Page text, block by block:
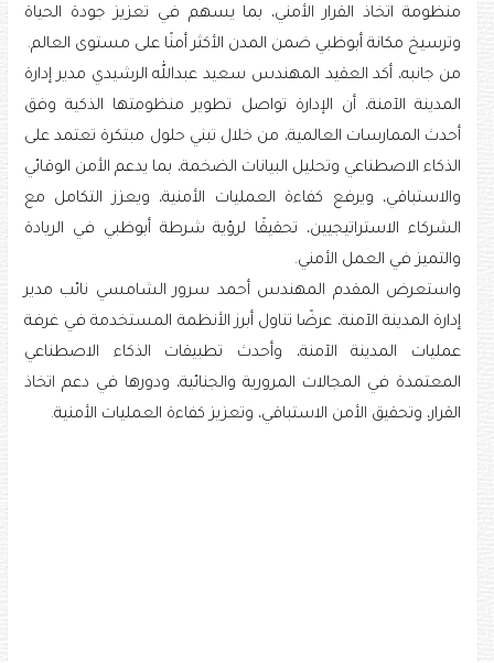
منظومة اتخاذ القرار الأمني، بما يسهم في تعزيز جودة الحياة
وترسيخ مكانة أبوظبي ضمن المدن الأكثر أمنًا على مستوى العالم.
من جانبه، أكد العقيد المهندس سعيد عبدالله الرشيدي مدير إدارة
المدينة الآمنة، أن الإدارة تواصل تطوير منظومتها الذكية وفق
أحدث الممارسات العالمية، من خلال تبني حلول مبتكرة تعتمد على
الذكاء الاصطناعي وتحليل البيانات الضخمة، بما يدعم الأمن الوقائي
والاستباقي، ويرفع كفاءة العمليات الأمنية، ويعزز التكامل مع
الشركاء الاستراتيجيين، تحقيقًا لرؤية شرطة أبوظبي في الريادة
والتميز في العمل الأمني.
واستعرض المقدم المهندس أحمد سرور الشامسي نائب مدير
إدارة المدينة الآمنة، عرضًا تناول أبرز الأنظمة المستخدمة في غرفة
عمليات المدينة الآمنة، وأحدث تطبيقات الذكاء الاصطناعي
المعتمدة في المجالات المرورية والجنائية، ودورها في دعم اتخاذ
القرار، وتحقيق الأمن الاستباقي، وتعزيز كفاءة العمليات الأمنية.